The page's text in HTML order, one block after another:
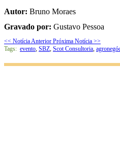
Autor: Bruno Moraes
Gravado por: Gustavo Pessoa
<< Notícia Anterior Próxima Notícia >>
Tags: evento, SBZ, Scot Consultoria,